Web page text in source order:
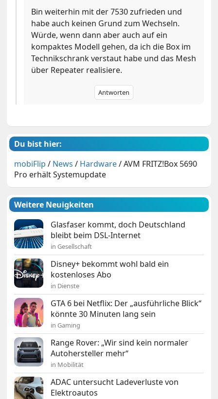
Bin weiterhin mit der 7530 zufrieden und
habe auch keinen Grund zum Wechseln.
Würde, wenn dann aber auch auf ein
kompaktes Modell gehen, da ich die Box im
Technikschrank verstaut habe und das Mesh
über Repeater realisiere.
Antworten
Du bist hier:
mobiFlip / News / Hardware/AVM FRITZ!Box 5690
Pro erhält Systemupdate
Weitere Neuigkeiten
Glasfaser kommt, doch Deutschland
bleibt beim DSL-Internet
in Gesellschaft
Disney+ bekommt wohl bald ein
kostenloses Abo
in Dienste
GTA 6 bei Netflix: Der „ausführliche Blick“
könnte 30 Minuten lang sein
in Gaming
Range Rover: „Wir sind kein normaler
Autohersteller mehr“
in Mobilität
ADAC untersucht Ladeverluste von
Elektroautos